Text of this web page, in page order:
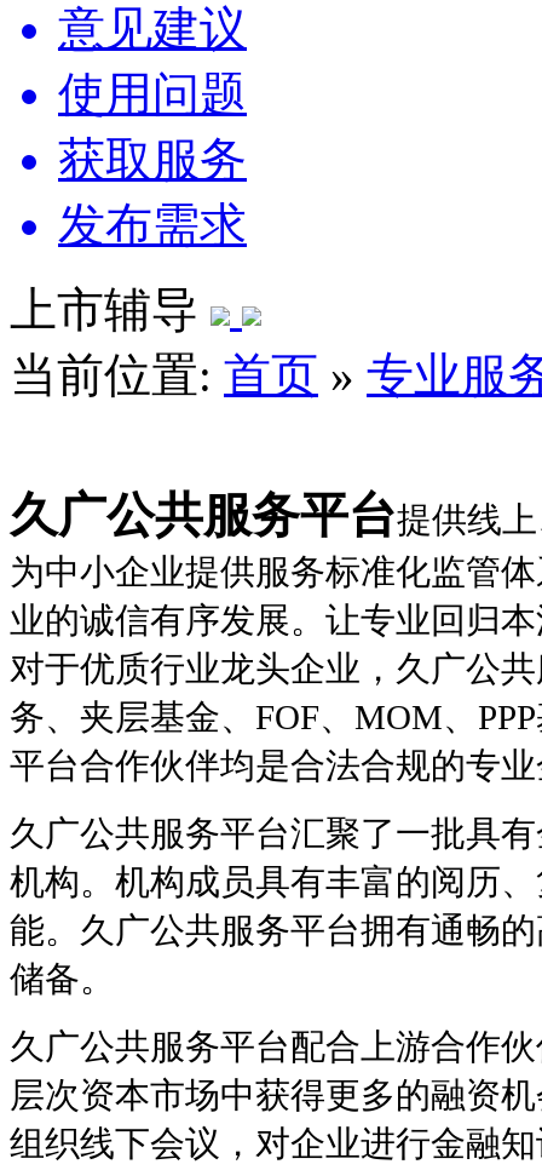
意见建议
使用问题
获取服务
发布需求
上市辅导
当前位置: 首页 » 专业服
久广公共服务平台提供线
为中小企业提供服务标准化监管
业的诚信有序发展。让专业回归
对于优质行业龙头企业，久广公
务、夹层基金、 FOF、MOM、
平台合作伙伴均是合法合规的专
久广公共服务平台汇聚了一批具
机构。机构成员具有丰富的阅历
能。久广公共服务平台拥有通畅
储备。
久广公共服务平台配合上游合作
层次资本市场中获得更多的融资
组织线下会议，对企业进行金融